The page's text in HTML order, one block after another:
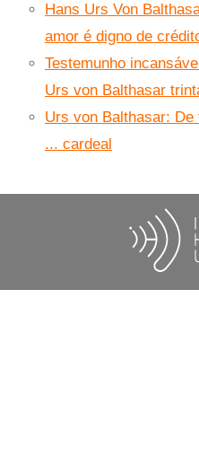
Hans Urs Von
amor é digno de
Testemunho
Urs von Balthasar
Urs von Balthasar: De
... cardeal